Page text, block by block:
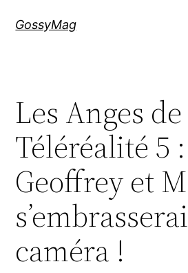
GossyMag
Les Anges
Téléréalité 5 :
Geoffrey et
caméra !